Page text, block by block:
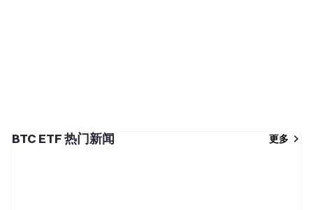
BTC ETF 热门新闻 更多